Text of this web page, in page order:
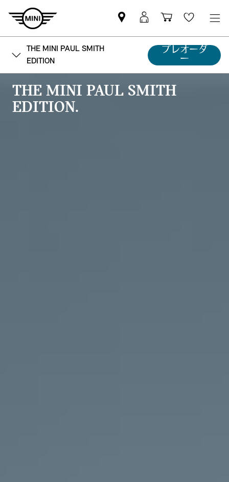
Mini
dealer
partner
MyMini
login
Shopping
cart
Wishlist
THE MINI PAUL SMITH
EDITION
プレオーダ
ー
THE MINI PAUL SMITH
EDITION.